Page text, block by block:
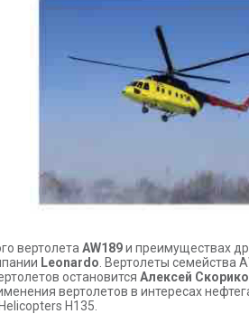
вертолета AW189и преимуществах
Leonardo . Вертолеты семейства
остановится Алексей
вертолетов в интересах
H135.